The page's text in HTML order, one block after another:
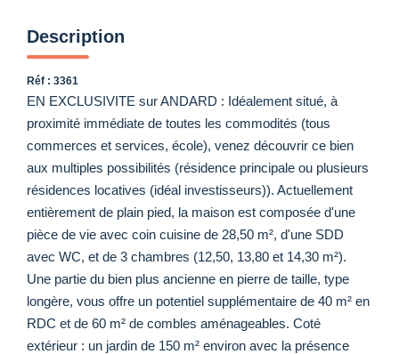
Description
Réf : 3361
EN EXCLUSIVITE sur ANDARD : Idéalement situé, à
proximité immédiate de toutes les commodités (tous
commerces et services, école), venez découvrir ce bien
aux multiples possibilités (résidence principale ou plusieurs
résidences locatives (idéal investisseurs)). Actuellement
entièrement de plain pied, la maison est composée d'une
pièce de vie avec coin cuisine de 28,50 m², d'une SDD
avec WC, et de 3 chambres (12,50, 13,80 et 14,30 m²).
Une partie du bien plus ancienne en pierre de taille, type
longère, vous offre un potentiel supplémentaire de 40 m² en
RDC et de 60 m² de combles aménageables. Coté
extérieur : un jardin de 150 m² environ avec la présence